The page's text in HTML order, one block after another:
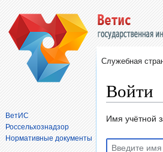
Войти
Перейти
навигации
Перейти
поиску
Имя учётной
Служебная
ВетИС
Россельхознадзор
Нормативные документы